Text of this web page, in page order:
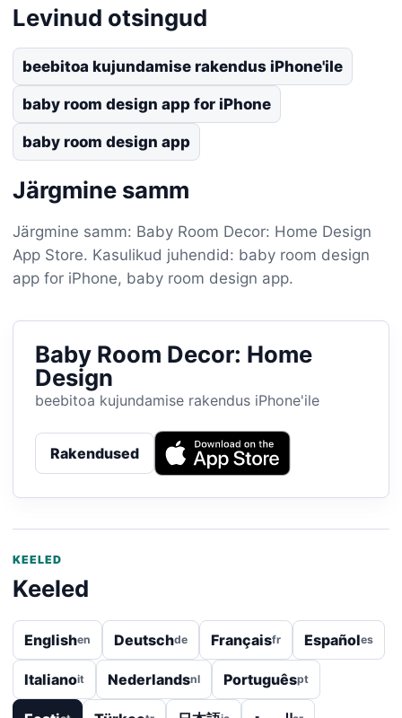
Levinud otsingud
beebitoa kujundamise rakendus iPhone'ile
baby room design app for iPhone
baby room design app
Järgmine samm
Järgmine samm: Baby Room Decor: Home Design
App Store. Kasulikud juhendid: baby room design
app for iPhone, baby room design app.
Baby Room Decor: Home
Design
beebitoa kujundamise rakendus iPhone'ile
Rakendused
KEELED
Keeled
Englishen Deutschde Françaisfr Españoles
Italianoit Nederlandsnl Portuguêspt